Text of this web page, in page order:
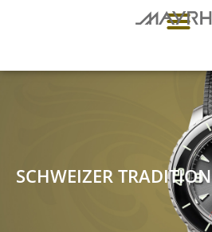
SCHWEIZER TRADITION